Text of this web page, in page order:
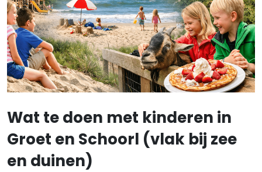
Wat te doen met kinderen in
Groet en Schoorl (vlak bij zee
en duinen)